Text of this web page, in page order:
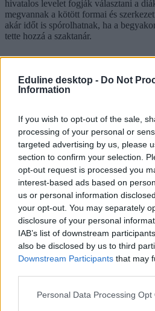
Eduline desktop - Do Not
Information
If you wish to opt-out of the sale,
processing of your personal or
targeted advertising by us, please
section to confirm your selection.
opt-out request is processed you
interest-based ads based on
us or personal information
your opt-out. You may separately
disclosure of your personal
IAB’s list of downstream
also be disclosed by us to third
Downstream Participants that may
Personal Data Processing Opt
hivatalos levelet fogják választani a
megvannak a kötött formai és
akár időt is spórolhatnak, ha a
tette hozzá a szaktanár.